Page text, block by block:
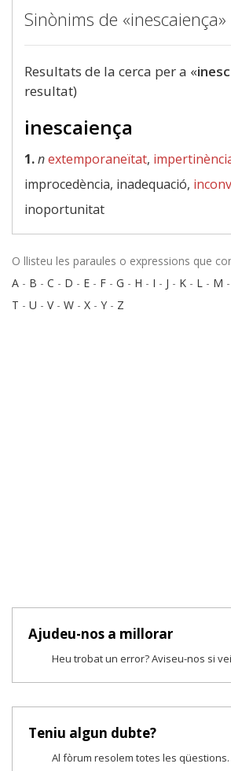
Sinònims de «inescaiença»
Resultats de la cerca per a «
resultat)
inescaiença
1.nextemporaneïtat,
improcedència, inadequació,
inoportunitat
O llisteu les paraules o expressions que
A - B - C - D - E - F - G - H - I - J - K - L - M -
T - U - V- W - X - Y - Z
Ajudeu-nos a millorar
Heu trobat un error? Aviseu-nos si
Teniu algun dubte?
Al fòrum resolem totes les qüestions.